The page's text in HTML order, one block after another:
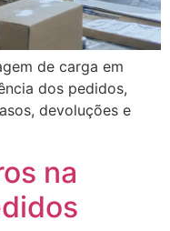
de carga em
dos pedidos,
devoluções e
na